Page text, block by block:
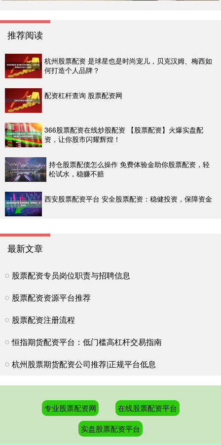
推荐阅读
杭州股票配资 是球星也是时尚宠儿，贝克汉姆、梅西如
何打造个人品牌？
配资杠杆查询 股票配资网
366股票配资在线炒股配资 【股票配资】火爆实盘配
资，让你股市闪耀辉煌！
持仓股票配债怎么操作 免费体验金助你股票配资，轻
松试水，稳赚不赔
西安股票配资平台 安全股票配资：稳健投资，保障资金
最新文章
股票配资专员岗位职责与招聘信息
股票配资资源平台推荐
股票配资注册流程
恒指期货配资平台：低门槛高杠杆交易指南
杭州股票期货配资公司推荐|正规平台低息
专业股票配资网
在线股票配资平台
实盘股票配资平台